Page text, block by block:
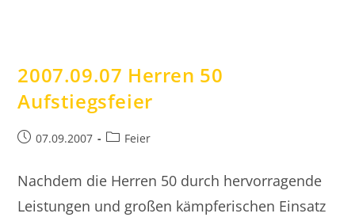
2007.09.07 Herren 50
Aufstiegsfeier
Beitrag07.09.2007
Beitrags-
Feier
Nachdem die Herren 50 durch hervorragende
Leistungen und großen kämpferischen Einsatz